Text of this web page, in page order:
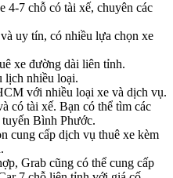
4-7 chỗ có tài xế, chuyên các
uy tín, có nhiều lựa chọn xe
xe đường dài liên tỉnh.
lịch nhiều loại.
với nhiều loại xe và dịch vụ.
có tài xế. Bạn có thể tìm các
Bình Phước.
cung cấp dịch vụ thuê xe kèm
Grab cũng có thể cung cấp